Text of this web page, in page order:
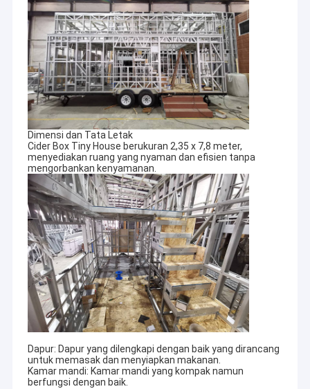
Dimensi dan Tata Letak
Cider Box Tiny House berukuran 2,35 x 7,8 meter,
menyediakan ruang yang nyaman dan efisien tanpa
mengorbankan kenyamanan.
Dapur: Dapur yang dilengkapi dengan baik yang dirancang
untuk memasak dan menyiapkan makanan.
Kamar mandi: Kamar mandi yang kompak namun
berfungsi dengan baik.